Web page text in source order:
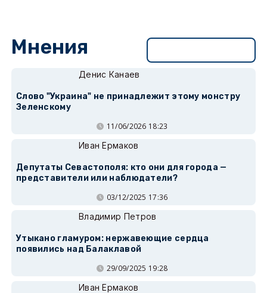
Мнения
Денис Канаев
Слово "Украина" не принадлежит этому монстру
Зеленскому
11/06/2026 18:23
Иван Ермаков
Депутаты Севастополя: кто они для города —
представители или наблюдатели?
03/12/2025 17:36
Владимир Петров
Утыкано гламуром: нержавеющие сердца
появились над Балаклавой
29/09/2025 19:28
Иван Ермаков